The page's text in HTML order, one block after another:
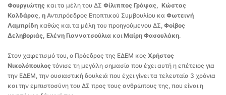
Φουργιώτης και τα μέλη του ΔΣ Φίλιππος Γράψας, Κώστας
Καλδάρας, η Αντιπρόεδρος Εποπτικού Συμβουλίου κα Φωτεινή
Λαμπρίδη καθώς και τα μέλη του προηγούμενου ΔΣ, Φοίβος
Δεληβοριάς, Ελένη Γιαννατσούλια καιΜαίρη Φασουλάκη.
Στον χαιρετισμό του, ο Πρόεδρος της ΕΔΕΜ κος Χρήστος
Νικολόπουλος τόνισε τη μεγάλη σημασία που έχει αυτή η επέτειος για
την ΕΔΕΜ, την ουσιαστική δουλειά που έχει γίνει τα τελευταία 3 χρόνια
και την εμπιστοσύνη του ΔΣ προς τους ανθρώπους της, που είναι η